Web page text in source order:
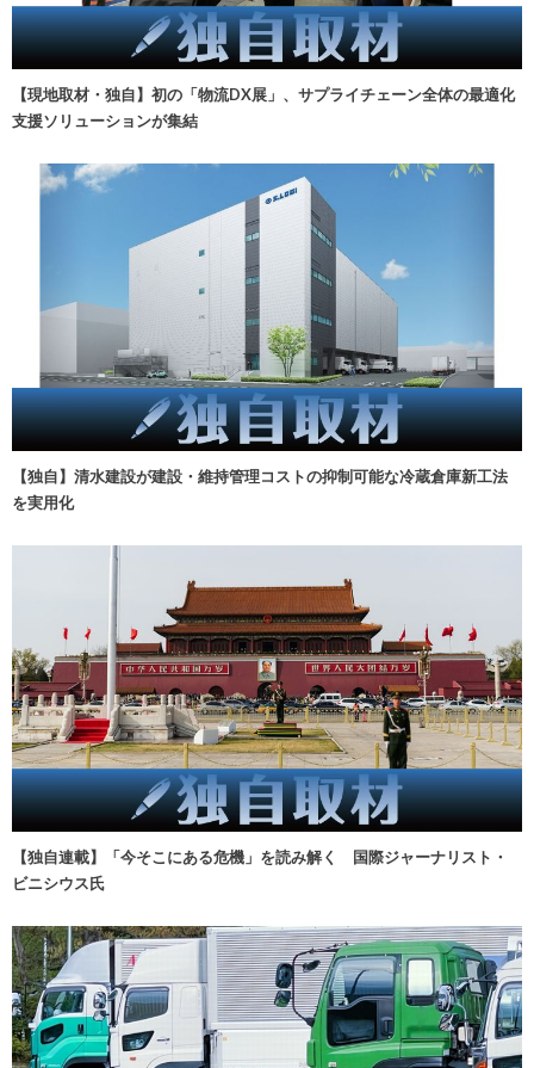
【現地取材・独自】初の「物流DX展」、サプライチェーン全体の最適化
支援ソリューションが集結
【独自】清水建設が建設・維持管理コストの抑制可能な冷蔵倉庫新工法
を実用化
【独自連載】「今そこにある危機」を読み解く 国際ジャーナリスト・
ビニシウス氏